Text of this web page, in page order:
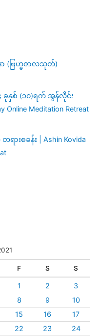
(ဗြဟ္မဇာလသုတ်)
ခုနှစ် (၁၀)ရက် အွန်လိုင်း
Online Meditation Retreat
းစခန်း | Ashin Kovida
F S S
1 2 3
8 9 10
15 16 17
22 23 24